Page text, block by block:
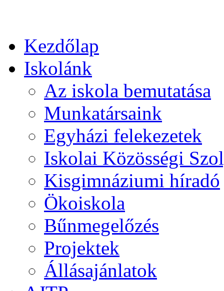
Kezdőlap
Iskolánk
Az iskola bemutatása
Munkatársaink
Egyházi felekezetek
Iskolai Közösségi
Kisgimnáziumi híradó
Ökoiskola
Bűnmegelőzés
Projektek
Állásajánlatok